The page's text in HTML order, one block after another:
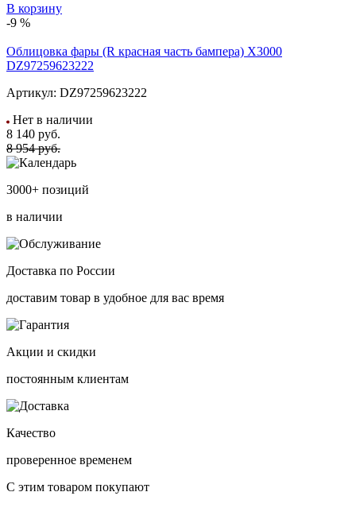
В корзину
-9 %
Облицовка фары (R красная часть бампера) X3000
DZ97259623222
Артикул: DZ97259623222
Нет в наличии
8 140 руб.
8 954 руб.
3000+ позиций
в наличии
Доставка по России
доставим товар в удобное для вас время
Акции и скидки
постоянным клиентам
Качество
проверенное временем
С этим товаром покупают